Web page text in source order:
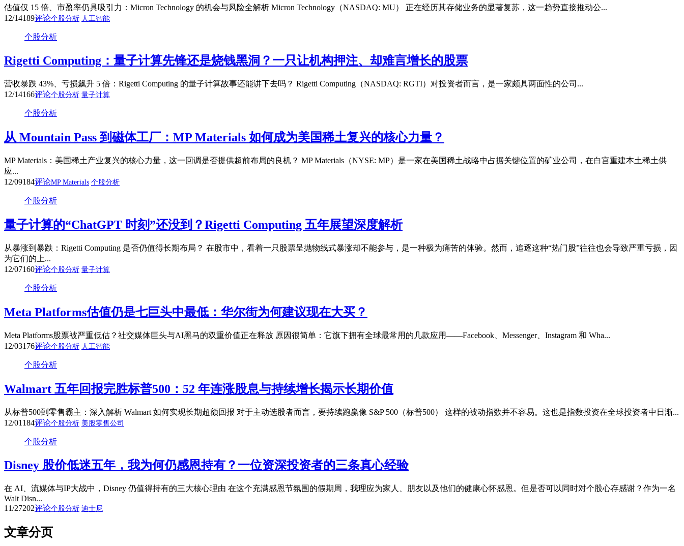
估值仅 15 倍、市盈率仍具吸引力：Micron Technology 的机会与风险全解析 Micron Technology（NASDAQ: MU） 正在经历其存储业务的显著复苏，这一趋势直接推动公...
12/14189评论个股分析 人工智能
个股分析
Rigetti Computing：量子计算先锋还是烧钱黑洞？一只让机构押注、却难言增长的股票
营收暴跌 43%、亏损飙升 5 倍：Rigetti Computing 的量子计算故事还能讲下去吗？ Rigetti Computing（NASDAQ: RGTI）对投资者而言，是一家颇具两面性的公司...
12/14166评论个股分析 量子计算
个股分析
从 Mountain Pass 到磁体工厂：MP Materials 如何成为美国稀土复兴的核心力量？
MP Materials：美国稀土产业复兴的核心力量，这一回调是否提供超前布局的良机？ MP Materials（NYSE: MP）是一家在美国稀土战略中占据关键位置的矿业公司，在白宫重建本土稀土供
应...
12/09184评论MP Materials 个股分析
个股分析
量子计算的“ChatGPT 时刻”还没到？Rigetti Computing 五年展望深度解析
从暴涨到暴跌：Rigetti Computing 是否仍值得长期布局？ 在股市中，看着一只股票呈抛物线式暴涨却不能参与，是一种极为痛苦的体验。然而，追逐这种“热门股”往往也会导致严重亏损，因
为它们的上...
12/07160评论个股分析 量子计算
个股分析
Meta Platforms估值仍是七巨头中最低：华尔街为何建议现在大买？
Meta Platforms股票被严重低估？社交媒体巨头与AI黑马的双重价值正在释放 原因很简单：它旗下拥有全球最常用的几款应用——Facebook、Messenger、Instagram 和 Wha...
12/03176评论个股分析 人工智能
个股分析
Walmart 五年回报完胜标普500：52 年连涨股息与持续增长揭示长期价值
从标普500到零售霸主：深入解析 Walmart 如何实现长期超额回报 对于主动选股者而言，要持续跑赢像 S&P 500（标普500） 这样的被动指数并不容易。这也是指数投资在全球投资者中日渐...
12/01 184评论个股分析 美股零售公司
个股分析
Disney 股价低迷五年，我为何仍感恩持有？一位资深投资者的三条真心经验
在 AI、流媒体与IP大战中，Disney 仍值得持有的三大核心理由 在这个充满感恩节氛围的假期周，我理应为家人、朋友以及他们的健康心怀感恩。但是否可以同时对个股心存感谢？作为一名
Walt Disn...
11/27202评论个股分析 迪士尼
文章分页